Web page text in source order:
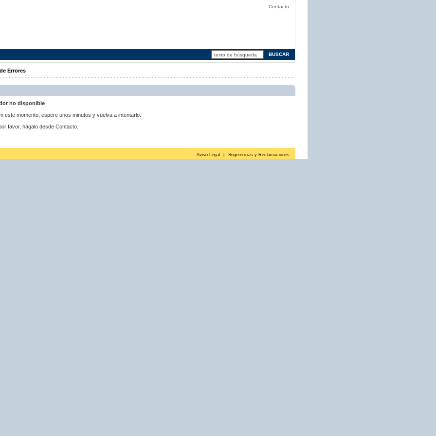
Contacto
Errores
no disponible
este momento, espere unos minutos y vuelva a intentarlo.
favor, hágalo desde Contacto.
Aviso Legal Sugerencias y Reclamaciones